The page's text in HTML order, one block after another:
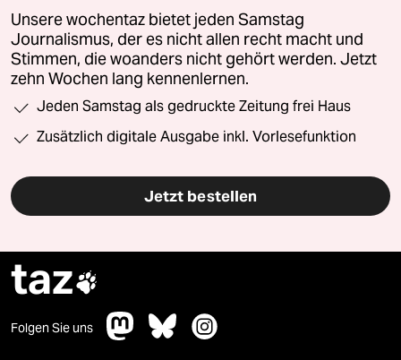
Unsere wochentaz bietet jeden Samstag
Journalismus, der es nicht allen recht macht und
Stimmen, die woanders nicht gehört werden. Jetzt
zehn Wochen lang kennenlernen.
Jeden Samstag als gedruckte Zeitung frei Haus
Zusätzlich digitale Ausgabe inkl. Vorlesefunktion
Jetzt bestellen
taz
Folgen Sie uns